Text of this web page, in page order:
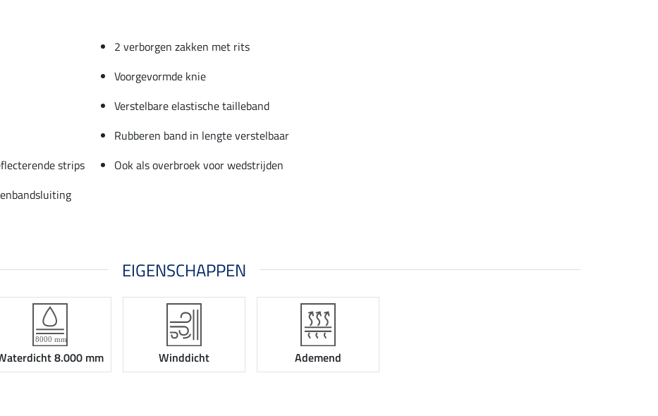
2 verborgen zakken met rits
Voorgevormde knie
Verstelbare elastische tailleband
Rubberen band in lengte verstelbaar
strips
Ook als overbroek voor wedstrijden
EIGENSCHAPPEN
8.000 mm Winddicht Ademend